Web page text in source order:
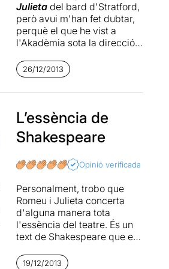
Julieta del bard d'Stratford,
però avui m'han fet dubtar,
perquè el que he vist a
l'Akadèmia sota la direcció
un "propeller" que va aterrar
a Barcelona, m'ha semblat
brutal. Molt a l'estil de la
dels actors, i hem fruït d'una
funció dinàmica però
respectuosa amb els
càsting molt encertat, i un
"molt particular" de
l'Akadèmia, l'obra ha fluït
com una riuada imparable.
Magnífica direcció que ha
portat als actors a
coreografies ens ha
26/12/2013
L’essència de
Shakespeare
Opinió verificada
Personalment, trobo que
Romeu i Julieta concerta
d'alguna manera tota
l'essència del teatre. És un
text de Shakespeare que ens
de puresa escènica, a través
19/12/2013